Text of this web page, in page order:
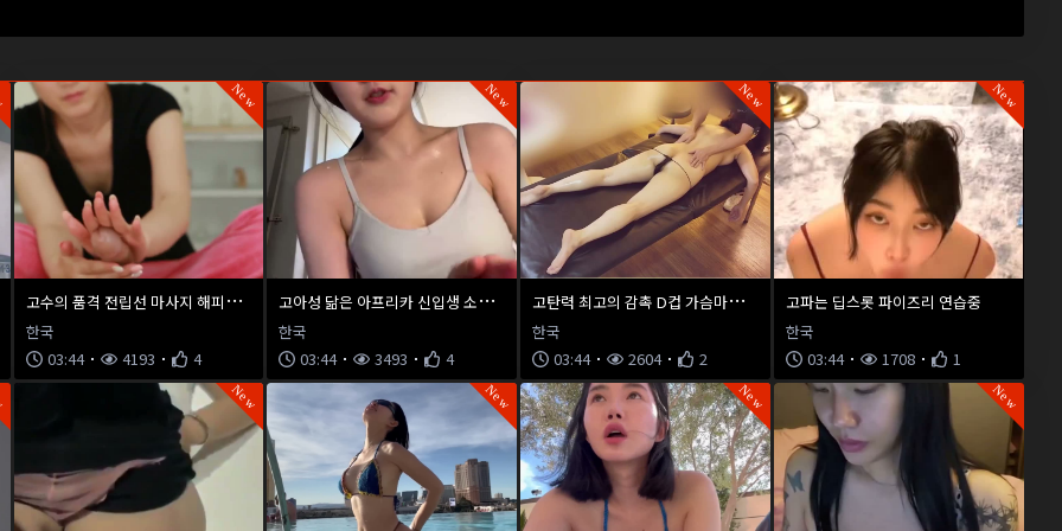
New
고
수의 품격 전립선 마사지 해피엔딩
한국
03:44
4193 4
New
고
아성 닮은 아프리카 신입생 소금 찌찌와 Y존 노출
한국
03:44
3493 4
New
고
탄력 최고의 감촉 D컵 가슴마사지
한국
03:44
2604 2
New
고파는 딥스롯 파이즈리 연습중
한국
03:44
1708 1
New New New New